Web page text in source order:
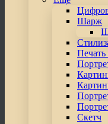
Шарж
Печать
Скетч